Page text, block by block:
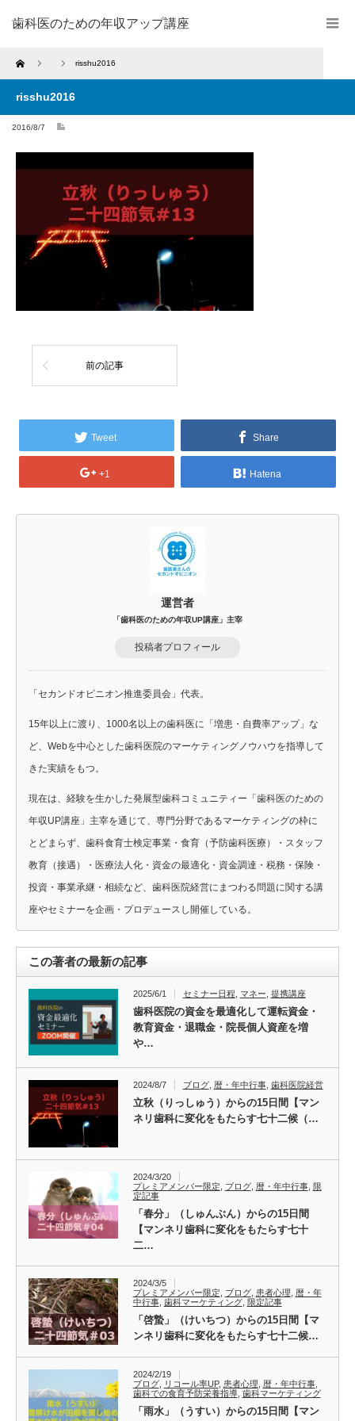
歯科医のための年収アップ講座
Home risshu2016
risshu2016
2016/8/7
前の記事
Tweet Share
+1 Hatena
運営者
「歯科医のための年収UP講座」主宰
投稿者プロフィール
「セカンドオピニオン推進委員会」代表。
15年以上に渡り、1000名以上の歯科医に「増患・自費率アップ」な
ど、Webを中心とした歯科医院のマーケティングノウハウを指導して
きた実績をもつ。
現在は、経験を生かした発展型歯科コミュニティー「歯科医のための
年収UP講座」主宰を通じて、専門分野であるマーケティングの枠に
とどまらず、歯科食育士検定事業・食育（予防歯科医療）・スタッフ
教育（接遇）・医療法人化・資金の最適化・資金調達・税務・保険・
投資・事業承継・相続など、歯科医院経営にまつわる問題に関する講
座やセミナーを企画・プロデュースし開催している。
この著者の最新の記事
2025/6/1 セミナー日程 マネー 提携講座
歯科医院の資金を最適化して運転資金・
教育資金・退職金・院長個人資産を増
や…
2024/8/7 ブログ, 暦・年中行事, 歯科医院経営
立秋（りっしゅう）からの15日間【マン
ネリ歯科に変化をもたらす七十二候（…
2024/3/20
プレミアメンバー限定
ブログ, 暦・年中行事, 限
定記事
「春分」（しゅんぶん）からの15日間
【マンネリ歯科に変化をもたらす七十
二…
2024/3/5
プレミアメンバー限定
ブログ, 患者心理
暦・年
中行事, 歯科マーケティング, 限定記事
「啓蟄」（けいちつ）からの15日間【マ
ンネリ歯科に変化をもたらす七十二候…
2024/2/19
ブログ, リコール率UP, 患者心理 暦・年中行事,
歯科での食育予防栄養指導, 歯科マーケティング
「雨水」（うすい）からの15日間【マン